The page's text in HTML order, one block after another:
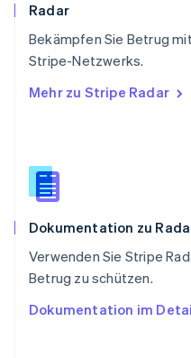
Radar
Bekämpfen Sie Betrug
Stripe-Netzwerks.
Mehr zu Stripe Radar
Dokumentation zu
Verwenden Sie Stripe
Betrug zu schützen.
Dokumentation im
Singapur
English简体中文
Slowakei
Slowenien
English
Spanien
Thailand
Tschechische
English
English